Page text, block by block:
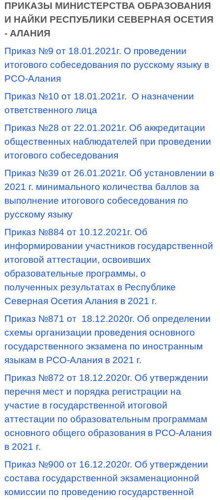
ПРИКАЗЫ МИНИСТЕРСТВА ОБРАЗОВАНИЯ
И НАЙКИ РЕСПУБЛИКИ СЕВЕРНАЯ ОСЕТИЯ
- АЛАНИЯ
Приказ №9 от 18.01.2021г. О проведении
итогового собеседования по русскому языку в
РСО-Алания
Приказ №10 от 18.01.2021г. О назначении
ответственного лица
Приказ №28 от 22.01.2021г. Об аккредитации
общественных наблюдателей при проведении
итогового собеседования
Приказ №39 от 26.01.2021г. Об установлении в
2021 г. минимального количества баллов за
выполнение итогового собеседования по
русскому языку
Приказ №884 от 10.12.2021г. Об
информировании участников государственной
итоговой аттестации, освоивших
образовательные программы, о
полученных результатах в Республике
Северная Осетия Алания в 2021 г.
Приказ №871 от 18.12.2020г. Об определении
схемы организации проведения основного
государственного экзамена по иностранным
языкам в РСО-Алания в 2021 г.
Приказ №872 от 18.12.2020г. Об утверждении
перечня мест и порядка регистрации на
участие в государственной итоговой
аттестации по образовательным программам
основного общего образования в РСО-Алания
в 2021 г.
Приказ №900 от 16.12.2020г. Об утверждении
состава государственной экзаменационной
комиссии по проведению государственной